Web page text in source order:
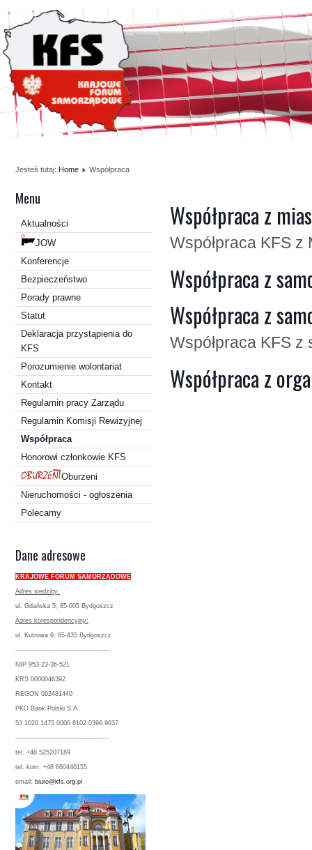
Jesteś tutaj: Home Współpraca
Menu
Aktualności
JOW
Konferencje
Bezpieczeństwo
Porady prawne
Statut
Deklaracja przystąpienia do
KFS
Porozumienie wolontariat
Kontakt
Regulamin pracy Zarządu
Regulamin Komisji Rewizyjnej
Współpraca
Honorowi członkowie KFS
Oburzeni
Nieruchomości - ogłoszenia
Polecamy
Dane adresowe
KRAJOWE FORUM SAMORZĄDOWE
Adres siedziby:
ul. Gdańska 5; 85-005 Bydgoszcz
Adres korespondencyjny:
ul. Kutrowa 6; 85-435 Bydgoszcz
---------------------------------------------
NIP 953-23-36-521
KRS 0000046392
REGON 092481440
PKO Bank Polski S.A.
53 1020 1475 0000 8102 0396 9037
---------------------------------------------
tel. +48 525207189
tel. kom. +48 660440155
email: biuro@kfs.org.pl
Współpraca z
Współpraca KFS
Współpraca z
Współpraca z
Współpraca KFS
Współpraca z